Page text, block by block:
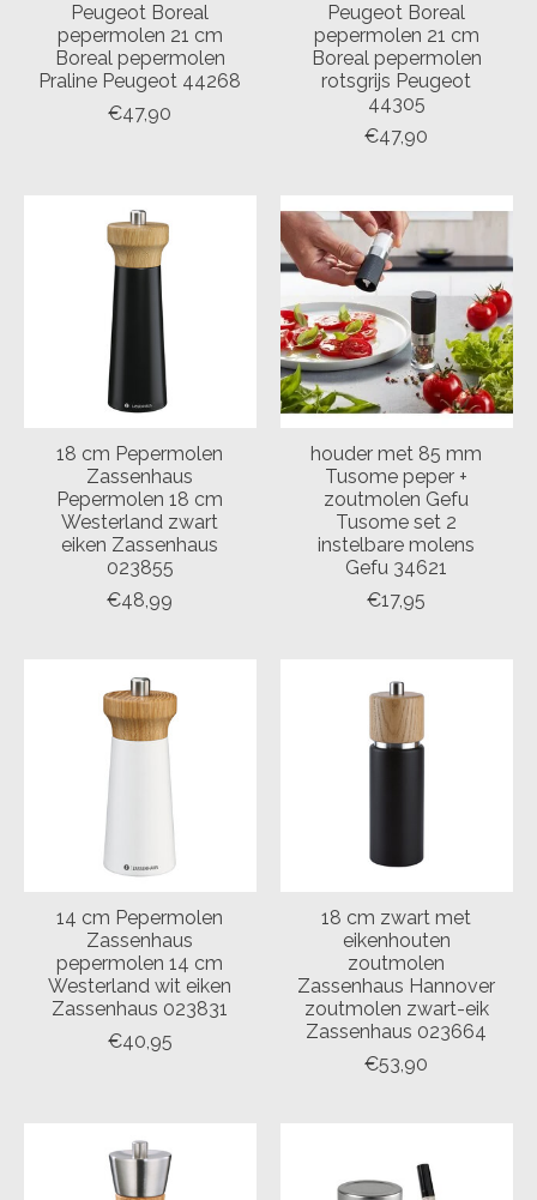
Peugeot Boreal
pepermolen 21 cm
Boreal pepermolen
Praline Peugeot 44268
€47,90
Peugeot Boreal
pepermolen 21 cm
Boreal pepermolen
rotsgrijs Peugeot
44305
€47,90
18 cm Pepermolen
Zassenhaus
Pepermolen 18 cm
Westerland zwart
eiken Zassenhaus
023855
€48,99
houder met 85 mm
Tusome peper +
zoutmolen Gefu
Tusome set 2
instelbare molens
Gefu 34621
€17,95
14 cm Pepermolen
Zassenhaus
pepermolen 14 cm
Westerland wit eiken
Zassenhaus 023831
€40,95
18 cm zwart met
eikenhouten
zoutmolen
Zassenhaus Hannover
zoutmolen zwart-eik
Zassenhaus 023664
€53,90